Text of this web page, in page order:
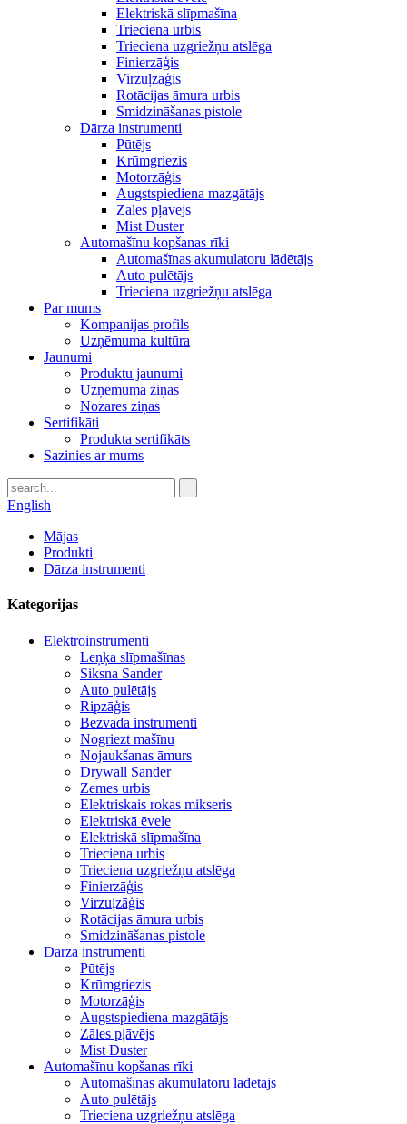
Elektriskā slīpmašīna
Trieciena urbis
Trieciena uzgriežņu atslēga
Finierzāģis
Virzuļzāģis
Rotācijas āmura urbis
Smidzināšanas pistole
Dārza instrumenti
Pūtējs
Krūmgriezis
Motorzāģis
Augstspiediena mazgātājs
Zāles pļāvējs
Mist Duster
Automašīnu kopšanas rīki
Automašīnas akumulatoru lādētājs
Auto pulētājs
Trieciena uzgriežņu atslēga
Par mums
Kompanijas profils
Uzņēmuma kultūra
Jaunumi
Produktu jaunumi
Uzņēmuma ziņas
Nozares ziņas
Sertifikāti
Produkta sertifikāts
Sazinies ar mums
English
Mājas
Produkti
Dārza instrumenti
Kategorijas
Elektroinstrumenti
Leņķa slīpmašīnas
Siksna Sander
Auto pulētājs
Ripzāģis
Bezvada instrumenti
Nogriezt mašīnu
Nojaukšanas āmurs
Drywall Sander
Zemes urbis
Elektriskais rokas mikseris
Elektriskā ēvele
Elektriskā slīpmašīna
Trieciena urbis
Trieciena uzgriežņu atslēga
Finierzāģis
Virzuļzāģis
Rotācijas āmura urbis
Smidzināšanas pistole
Dārza instrumenti
Pūtējs
Krūmgriezis
Motorzāģis
Augstspiediena mazgātājs
Zāles pļāvējs
Mist Duster
Automašīnu kopšanas rīki
Automašīnas akumulatoru lādētājs
Auto pulētājs
Trieciena uzgriežņu atslēga